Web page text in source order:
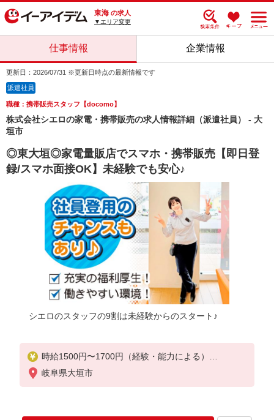
東海 の求人
▼エリア変更
仕事情報 企業情報
更新日：2026/07/31 ※更新日時点の最新情報です
派遣社員
職種：携帯販売スタッフ【docomo】
株式会社シエロの家電・携帯販売の求人情報詳細（派遣社員） - 大
垣市
◎東大垣◎家電量販店でスマホ・携帯販売【即日登
録/スマホ面接OK】未経験でも安心♪
シエロのスタッフの9割は未経験からのスタート♪
時給1500円〜1700円（経験・能力による）
※残業代支給
★交通費別途支給（規定あり）
入社祝い金10万円支給(規定有)
岐阜県大垣市